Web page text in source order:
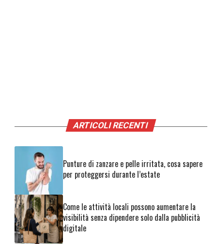
ARTICOLI RECENTI
Punture di zanzare e pelle irritata, cosa sapere
per proteggersi durante l’estate
Come le attività locali possono aumentare la
visibilità senza dipendere solo dalla pubblicità
digitale